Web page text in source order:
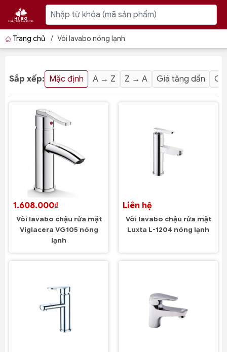
Trang chủ / Vòi lavabo nóng lạnh
Sắp xếp: Mặc định A → Z Z → A Giá tăng dần
1.608.000₫
Vòi lavabo chậu rửa mặt
Viglacera VG105 nóng
lạnh
Liên hệ
Vòi lavabo chậu rửa mặt
Luxta L-1204 nóng lạnh